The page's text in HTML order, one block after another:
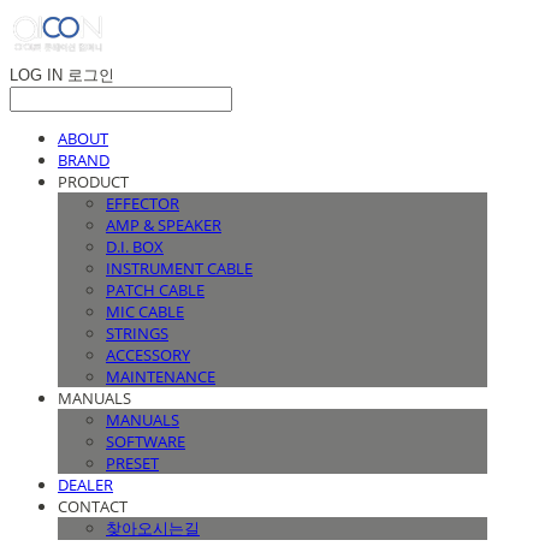
LOG IN 로그인
ABOUT
BRAND
PRODUCT
EFFECTOR
AMP & SPEAKER
D.I. BOX
INSTRUMENT CABLE
PATCH CABLE
MIC CABLE
STRINGS
ACCESSORY
MAINTENANCE
MANUALS
MANUALS
SOFTWARE
PRESET
DEALER
CONTACT
찾아오시는길